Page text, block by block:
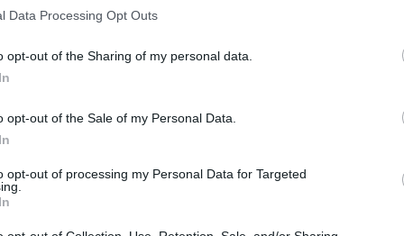
Data Processing Opt Outs
opt-out of the Sharing of my personal data.
opt-out of the Sale of my Personal Data.
opt-out of processing my Personal Data for Targeted
Hírszerzés és elektronikus hadviselés: fejlett
elektronikus adatfeldolgozás, elektro-optikai
páncélozott harci járművek korszerűsítése.
az Elbit átfogó digitális harctéri
parancsnoksági, irányítási, kommunikációs